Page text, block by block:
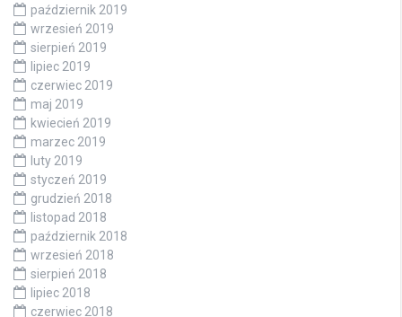
październik 2019
wrzesień 2019
sierpień 2019
lipiec 2019
czerwiec 2019
maj 2019
kwiecień 2019
marzec 2019
luty 2019
styczeń 2019
grudzień 2018
listopad 2018
październik 2018
wrzesień 2018
sierpień 2018
lipiec 2018
czerwiec 2018